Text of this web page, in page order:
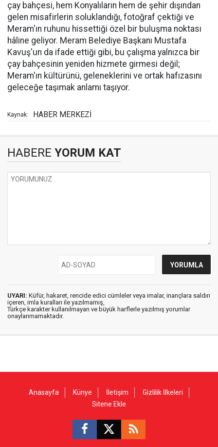
çay bahçesi, hem Konyalıların hem de şehir dışından
gelen misafirlerin soluklandığı, fotoğraf çektiği ve
Meram'ın ruhunu hissettiği özel bir buluşma noktası
hâline geliyor. Meram Belediye Başkanı Mustafa
Kavuş'un da ifade ettiği gibi, bu çalışma yalnızca bir
çay bahçesinin yeniden hizmete girmesi değil;
Meram'ın kültürünü, geleneklerini ve ortak hafızasını
geleceğe taşımak anlamı taşıyor.
Kaynak: HABER MERKEZİ
HABERE YORUM KAT
UYARI: Küfür, hakaret, rencide edici cümleler veya imalar, inançlara saldırı
içeren, imla kuralları ile yazılmamış,
Türkçe karakter kullanılmayan ve büyük harflerle yazılmış yorumlar
onaylanmamaktadır.
Anasayfa Künye İletişim
Gizlilik İlkeleri
Sitene Ekle